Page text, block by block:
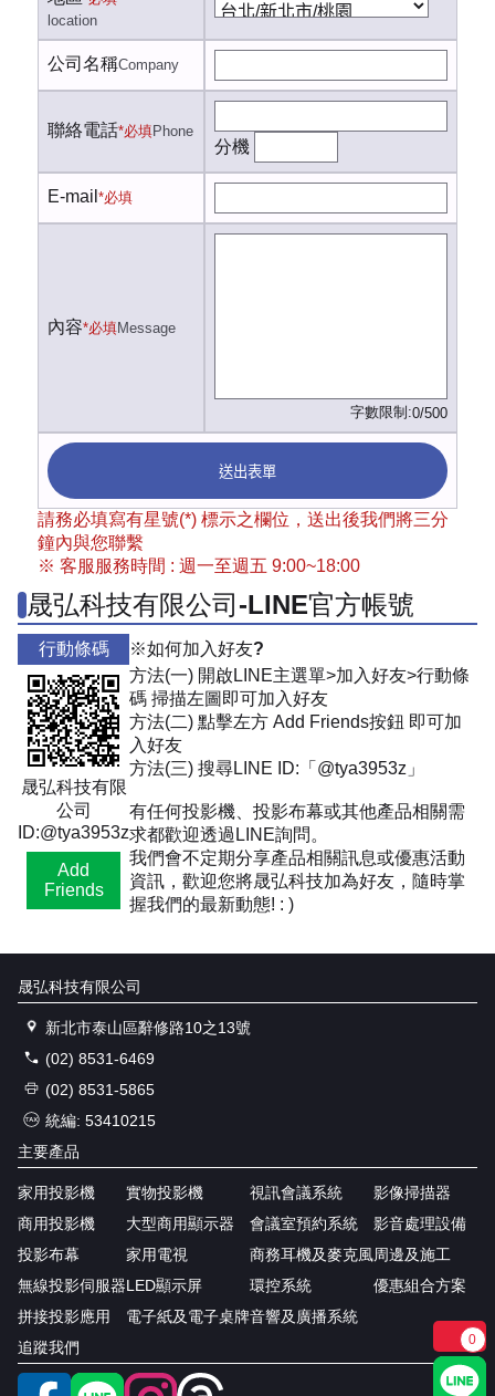
location
公司名稱Company
聯絡電話*必填Phone
分機
E-mail *必填
內容*必填Message
字數限制:0/500
送出表單
請務必填寫有星號(*) 標示之欄位，送出後我們將三分
鐘內與您聯繫
※ 客服服務時間 : 週一至週五 9:00~18:00
晟弘科技有限公司-LINE官方帳號
行動條碼
晟弘科技有限
公司
ID:@tya3953z
Add
Friends
※如何加入好友?
方法(一) 開啟LINE主選單>加入好友>行動條
碼 掃描左圖即可加入好友
方法(二) 點擊左方 Add Friends按鈕 即可加
入好友
方法(三) 搜尋LINE ID:「@tya3953z」
有任何投影機、投影布幕或其他產品相關需
求都歡迎透過LINE詢問。
我們會不定期分享產品相關訊息或優惠活動
資訊，歡迎您將晟弘科技加為好友，隨時掌
握我們的最新動態! : )
晟弘科技有限公司
新北市泰山區辭修路10之13號
(02) 8531-6469
(02) 8531-5865
統編: 53410215
主要產品
家用投影機
商用投影機
投影布幕
無線投影伺服器
拼接投影應用
實物投影機
大型商用顯示器
家用電視
LED顯示屏
電子紙及電子桌牌
視訊會議系統
會議室預約系統
商務耳機及麥克風
環控系統
音響及廣播系統
影像掃描器
影音處理設備
周邊及施工
優惠組合方案
追蹤我們 0